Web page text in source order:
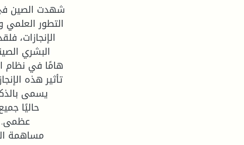
شهدت الصين في
التطور
الإنجازات،
البشري
هامًا في نظام
تأثير هذه
يسمى
حاليًا
عظمى.
مساهمة